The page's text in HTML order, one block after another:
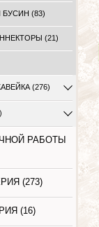
(83)
(21)
(276)
РАБОТЫ
(273)
(16)